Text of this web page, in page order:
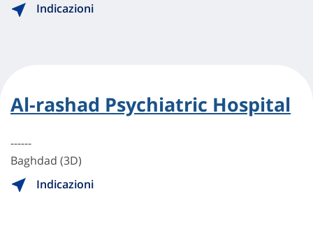
Indicazioni
Al-rashad Psychiatric Hospital
------
Baghdad (3D)
Indicazioni